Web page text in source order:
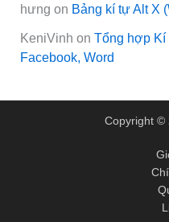
hưng on Bảng kí tự Alt X
KeniVinh onTổng hợp Kí
Facebook, Word
Copyright ©